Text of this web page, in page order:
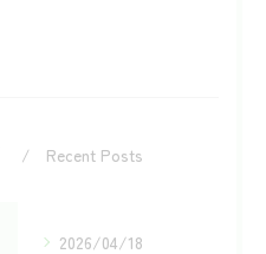
Recent Posts
2026/04/18